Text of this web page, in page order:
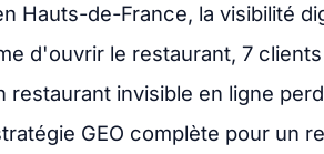
Hauts-de-France, la visibilité
d'ouvrir le restaurant, 7
restaurant invisible en ligne
GEO complète pour un